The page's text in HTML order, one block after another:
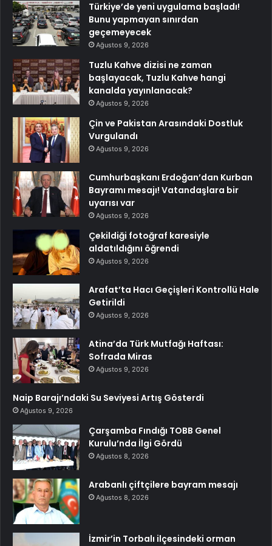
Türkiye’de yeni uygulama başladı!
Bunu yapmayan sınırdan
geçemeyecek
Ağustos 9, 2026
Tuzlu Kahve dizisi ne zaman
başlayacak, Tuzlu Kahve hangi
kanalda yayınlanacak?
Ağustos 9, 2026
Çin ve Pakistan Arasındaki Dostluk
Vurgulandı
Ağustos 9, 2026
Cumhurbaşkanı Erdoğan’dan Kurban
Bayramı mesajı! Vatandaşlara bir
uyarısı var
Ağustos 9, 2026
Çekildiği fotoğraf karesiyle
aldatıldığını öğrendi
Ağustos 9, 2026
Arafat’ta Hacı Geçişleri Kontrollü Hale
Getirildi
Ağustos 9, 2026
Atina’da Türk Mutfağı Haftası:
Sofrada Miras
Ağustos 9, 2026
Naip Barajı’ndaki Su Seviyesi Artış Gösterdi
Ağustos 9, 2026
Çarşamba Fındığı TOBB Genel
Kurulu’nda İlgi Gördü
Ağustos 8, 2026
Arabanlı çiftçilere bayram mesajı
Ağustos 8, 2026
İzmir’in Torbalı ilçesindeki orman